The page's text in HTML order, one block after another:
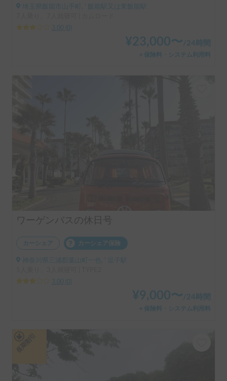
埼玉県飯能市山手町, ' 飯能駅又は東飯能駅
3.00
¥23,000〜 /24時間
＋保険料・システム利用料
ワーゲンバスの休日号
カーシェア カーシェア保険
神奈川県三浦郡葉山町一色, ' 逗子駅
3.00
¥9,000〜 /24時間
＋保険料・システム利用料